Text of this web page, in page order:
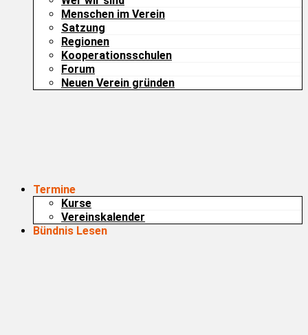
Menschen im Verein
Satzung
Regionen
Kooperationsschulen
Forum
Neuen Verein gründen
Termine
Kurse
Vereinskalender
Bündnis Lesen